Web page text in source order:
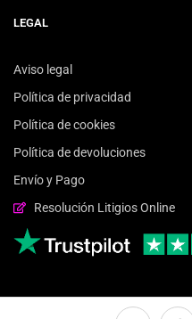
LEGAL
Aviso legal
Política de privacidad
Política de cookies
Política de devoluciones
Envío y Pago
Resolución Litigios Online